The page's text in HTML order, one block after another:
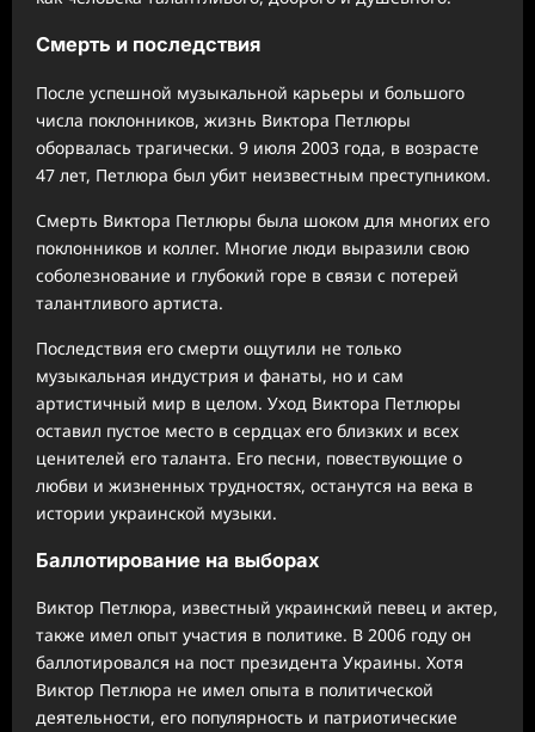
Смерть и последствия
После успешной музыкальной карьеры и большого
числа поклонников, жизнь Виктора Петлюры
оборвалась трагически. 9 июля 2003 года, в возрасте
47 лет, Петлюра был убит неизвестным преступником.
Смерть Виктора Петлюры была шоком для многих его
поклонников и коллег. Многие люди выразили свою
соболезнование и глубокий горе в связи с потерей
талантливого артиста.
Последствия его смерти ощутили не только
музыкальная индустрия и фанаты, но и сам
артистичный мир в целом. Уход Виктора Петлюры
оставил пустое место в сердцах его близких и всех
ценителей его таланта. Его песни, повествующие о
любви и жизненных трудностях, останутся на века в
истории украинской музыки.
Баллотирование на выборах
Виктор Петлюра, известный украинский певец и актер,
также имел опыт участия в политике. В 2006 году он
баллотировался на пост президента Украины. Хотя
Виктор Петлюра не имел опыта в политической
деятельности, его популярность и патриотические